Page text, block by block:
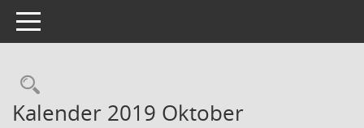
Toggle navigation
Rechercheauswahl
Kalender 2019 Oktober